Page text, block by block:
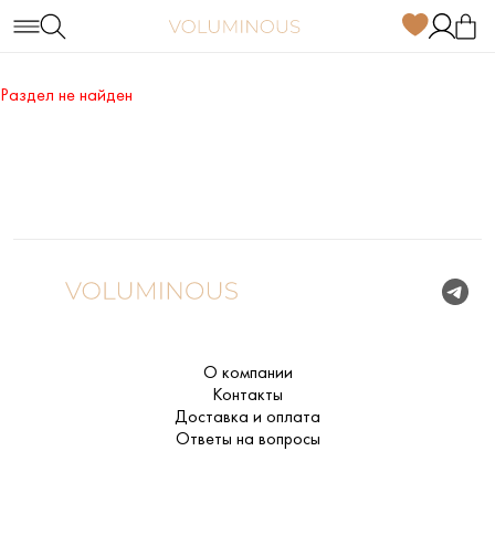
Раздел не найден
О компании
Контакты
Доставка и оплата
Ответы на вопросы